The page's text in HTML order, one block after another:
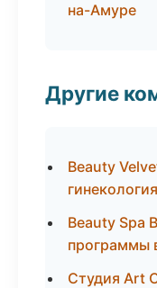
на-Амуре
Другие
Beauty
Beauty Spa
программы
Студия Art